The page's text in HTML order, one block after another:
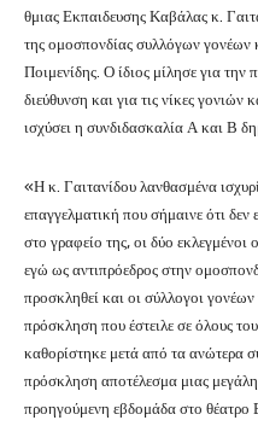
θμιας Εκπαιδευσης Καβάλας κ.
της ομοσπονδίας συλλόγων
Ποιμενίδης. Ο ίδιος μίλησε για την
διεύθυνση και για τις νίκες
ισχύσει η συνδιδασκαλία Α και Β
«Η κ. Γαιτανίδου λανθασμένα
επαγγελματική που σήμαινε ότι
στο γραφείο της, οι δύο
εγώ ως αντιπρόεδρος στην
προσκληθεί και οι σύλλογοι
πρόσκληση που έστειλε σε όλους
καθορίστηκε μετά από τα ανώτερα
πρόσκληση αποτέλεσμα μιας
προηγούμενη εβδομάδα στο